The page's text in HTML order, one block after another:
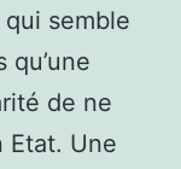
semble
de ne
Etat. Une